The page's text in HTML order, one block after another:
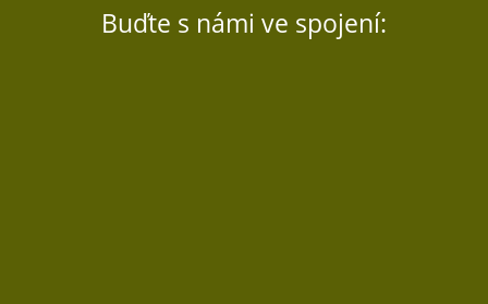
Buďte s námi ve spojení: